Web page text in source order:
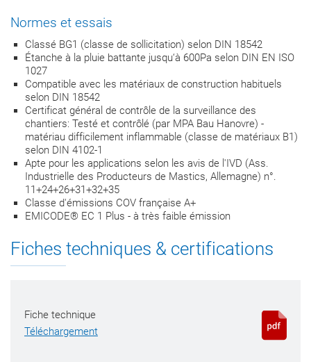
Normes et essais
Classé BG1 (classe de sollicitation) selon DIN 18542
Étanche à la pluie battante jusqu‘à 600Pa selon DIN EN ISO
1027
Compatible avec les matériaux de construction habituels
selon DIN 18542
Certificat général de contrôle de la surveillance des
chantiers: Testé et contrôlé (par MPA Bau Hanovre) -
matériau difficilement inflammable (classe de matériaux B1)
selon DIN 4102-1
Apte pour les applications selon les avis de l'IVD (Ass.
Industrielle des Producteurs de Mastics, Allemagne) n°.
11+24+26+31+32+35
Classe d'émissions COV française A+
EMICODE® EC 1 Plus - à très faible émission
Fiches techniques & certifications
Fiche technique
Téléchargement